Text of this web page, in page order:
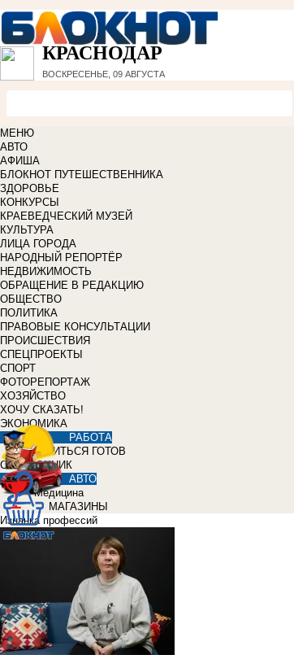
КРАСНОДАР
ВОСКРЕСЕНЬЕ, 09 АВГУСТА
МЕНЮ
АВТО
АФИША
БЛОКНОТ ПУТЕШЕСТВЕННИКА
ЗДОРОВЬЕ
КОНКУРСЫ
КРАЕВЕДЧЕСКИЙ МУЗЕЙ
КУЛЬТУРА
ЛИЦА ГОРОДА
НАРОДНЫЙ РЕПОРТЁР
НЕДВИЖИМОСТЬ
ОБРАЩЕНИЕ В РЕДАКЦИЮ
ОБЩЕСТВО
ПОЛИТИКА
ПРАВОВЫЕ КОНСУЛЬТАЦИИ
ПРОИСШЕСТВИЯ
СПЕЦПРОЕКТЫ
СПОРТ
ФОТОРЕПОРТАЖ
ХОЗЯЙСТВО
ХОЧУ СКАЗАТЬ!
ЭКОНОМИКА
РАБОТА
УЧИТЬСЯ ГОТОВ
СПРАВОЧНИК
АВТО
Медицина
МАГАЗИНЫ
Изнанка профессий